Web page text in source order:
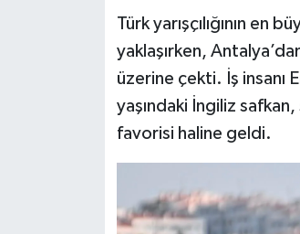
Türk yarışçılığının en
yaklaşırken,
üzerine çekti. İş insanı
yaşındaki İngiliz
favorisi haline geldi.